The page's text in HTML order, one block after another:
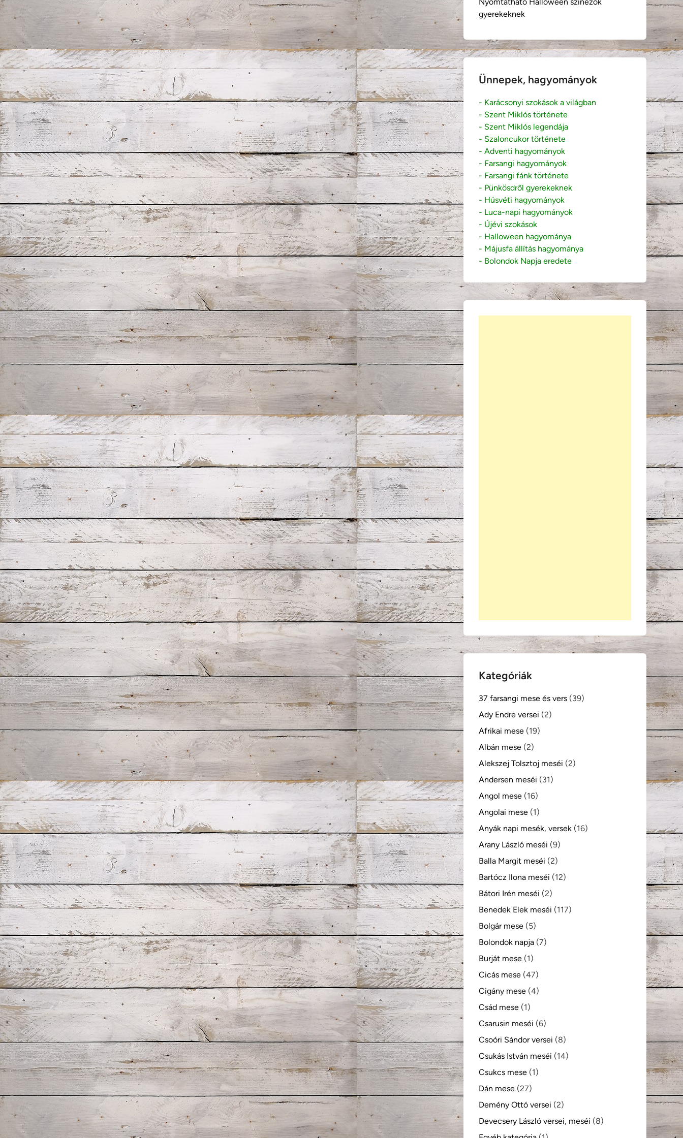
gyerekeknek
Ünnepek, hagyományok
- Karácsonyi szokások a világban
- Szent Miklós története
- Szent Miklós legendája
- Szaloncukor története
- Adventi hagyományok
- Farsangi hagyományok
- Farsangi fánk története
- Pünkösdről gyerekeknek
- Húsvéti hagyományok
- Luca-napi hagyományok
- Újévi szokások
- Halloween hagyománya
- Májusfa állítás hagyománya
- Bolondok Napja eredete
Kategóriák
37 farsangi mese és vers (39)
Ady Endre versei (2)
Afrikai mese (19)
Albán mese (2)
Alekszej Tolsztoj meséi (2)
Andersen meséi (31)
Angol mese (16)
Angolai mese (1)
Anyák napi mesék, versek (16)
Arany László meséi (9)
Balla Margit meséi (2)
Bartócz Ilona meséi (12)
Bátori Irén meséi (2)
Benedek Elek meséi (117)
Bolgár mese (5)
Bolondok napja (7)
Burját mese (1)
Cicás mese (47)
Cigány mese (4)
Csád mese (1)
Csarusin meséi (6)
Csoóri Sándor versei (8)
Csukás István meséi (14)
Csukcs mese (1)
Dán mese (27)
Demény Ottó versei (2)
Devecsery László versei, meséi (8)